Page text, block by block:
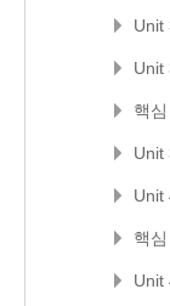
Unit
Unit
핵
Unit
Unit
핵
Unit